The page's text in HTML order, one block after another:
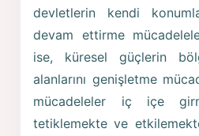
devletlerin kendi
devam ettirme
ise, küresel güçlerin
alanlarını genişletme
mücadeleler iç içe
tetiklemekte ve